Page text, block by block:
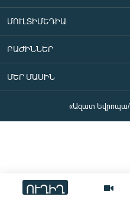
ՈՒՂԻՂ
ՄՈՒԼՏԻՄԵԴԻԱ
ԲԱԺԻՆՆԵՐ
ՄԵՐ ՄԱՍԻՆ
«Ազատ Եվրոպա/